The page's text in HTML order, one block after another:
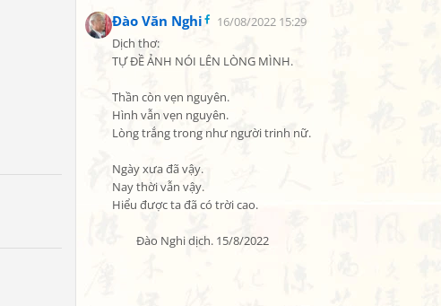
Đào Văn Nghi
16/08/2022 15:29
Dịch thơ:
TỰ ĐỀ ẢNH NÓI LÊN LÒNG MÌNH.
Thần còn vẹn nguyên.
Hình vẫn vẹn nguyên.
Lòng trắng trong như người trinh nữ.
Ngày xưa đã vậy.
Nay thời vẫn vậy.
Hiểu được ta đã có trời cao.
         Đào Nghi dịch. 15/8/2022